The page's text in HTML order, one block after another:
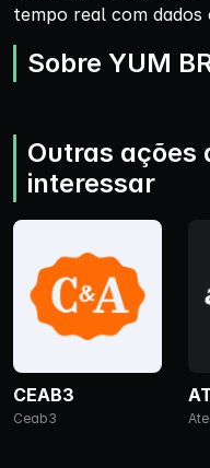
tempo real com dados
Sobre YUM
Outras ações
interessar
CEAB3
Ceab3